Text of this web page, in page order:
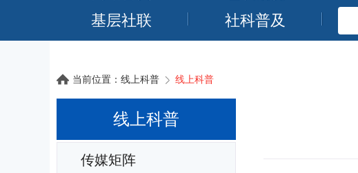
基层社联
社科普及
当前位置： 线上科普 线上科普
线上科普
传媒矩阵